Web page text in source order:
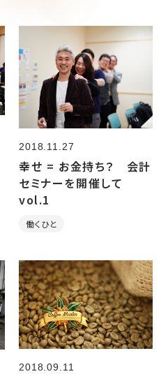
2018.11.27
幸せ = お金持ち？ 会計
セミナーを開催して
vol.1
働くひと
2018.09.11